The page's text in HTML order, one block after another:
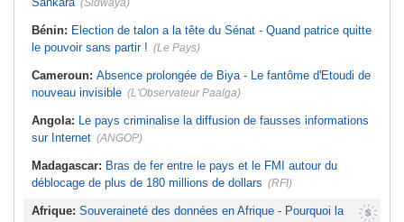
2026
(Sidwaya)
Bénin: Election de talon a la tête du Sénat - Quand patrice quitte
le pouvoir sans partir ! (Le Pays)
Cameroun: Absence prolongée de Biya - Le fantôme d'Etoudi de
nouveau invisible (L'Observateur Paalga)
Angola: Le pays criminalise la diffusion de fausses informations
sur Internet (ANGOP)
Madagascar: Bras de fer entre le pays et le FMI autour du
déblocage de plus de 180 millions de dollars (RFI)
Afrique: Souveraineté des données en Afrique - Pourquoi la